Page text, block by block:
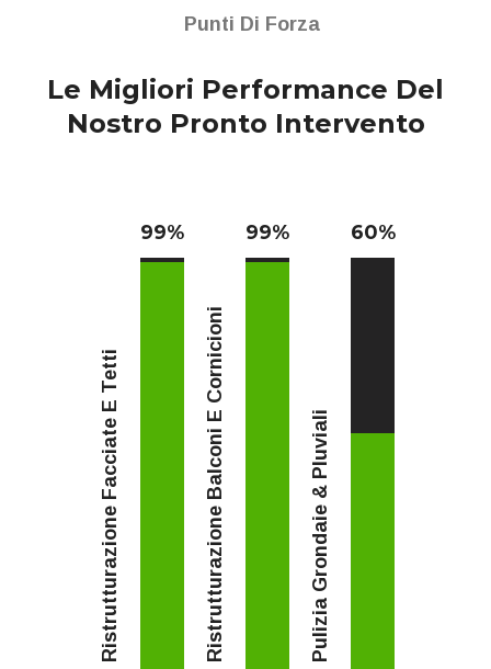
Punti Di Forza
Le Migliori Performance Del
Nostro Pronto Intervento
Ristrutturazione Facciate E Tetti
99%
Ristrutturazione Balconi E Cornicioni
99%
Pulizia Grondaie & Pluviali
60%